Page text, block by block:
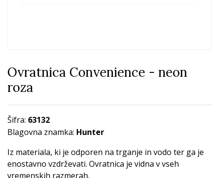
Ovratnica Convenience - neon
roza
Šifra: 63132
Blagovna znamka: Hunter
Iz materiala, ki je odporen na trganje in vodo ter ga je
enostavno vzdrževati. Ovratnica je vidna v vseh
vremenskih razmerah.